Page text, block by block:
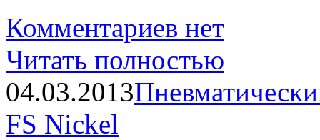
Комментариев нет
Читать полностью
04.03.2013
FS Nickel